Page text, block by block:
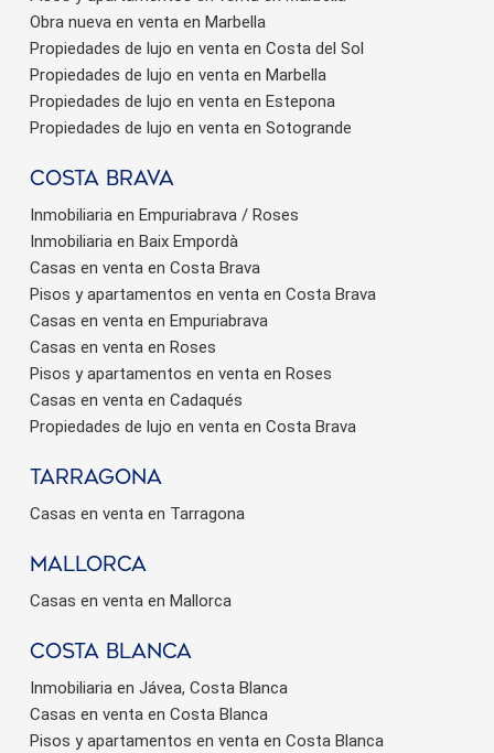
Obra nueva en venta en Marbella
Propiedades de lujo en venta en Costa del Sol
Propiedades de lujo en venta en Marbella
Propiedades de lujo en venta en Estepona
Propiedades de lujo en venta en Sotogrande
Costa brava
Inmobiliaria en Empuriabrava / Roses
Inmobiliaria en Baix Empordà
Casas en venta en Costa Brava
Pisos y apartamentos en venta en Costa Brava
Casas en venta en Empuriabrava
Casas en venta en Roses
Pisos y apartamentos en venta en Roses
Casas en venta en Cadaqués
Propiedades de lujo en venta en Costa Brava
Tarragona
Casas en venta en Tarragona
Mallorca
Casas en venta en Mallorca
Costa Blanca
Inmobiliaria en Jávea, Costa Blanca
Casas en venta en Costa Blanca
Pisos y apartamentos en venta en Costa Blanca